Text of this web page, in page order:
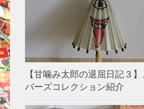
【甘噛み太郎の退屈日記３
バーズコレクション紹介